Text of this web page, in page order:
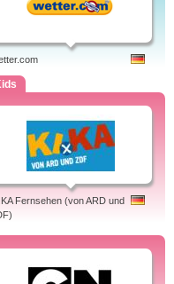
Fernsehen (von ARD und